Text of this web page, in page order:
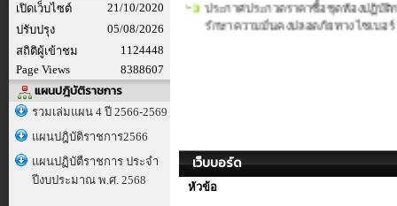
เปิดเว็บไซต์
21/10/2020
ปรับปรุง
05/08/2026
สถิติผู้เข้าชม
1124448
Page Views
8388607
แผนปฎิบัติราชการ
รวมเล่มแผน 4 ปี 2566-2569
แผนปฎิบัติราชการ2566
แผนปฏิบัตืราชการ ประจำ
ปีงบประมาณ พ.ศ. 2568
รักษาความมั่นคงปลอดภัยทาง ไซเบอร์
เว็บบอร์ด
หัวข้อ